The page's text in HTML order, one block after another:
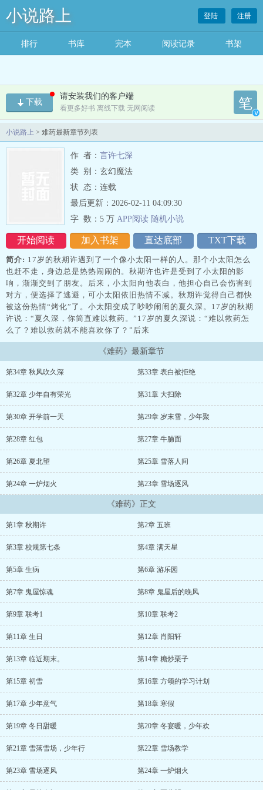
小说路上 登陆 注册
排行 书库 完本 阅读记录 书架
下载
请安装我们的客户端
看更多好书 离线下载 无网阅读 笔
v
小说路上 > 难药最新章节列表
作 者： 言许七深
类 别：玄幻魔法
状 态：连载
开始阅读 加入书架 直达底部 TXT下载
最后更新：2026-02-11 04:09:30
字 数： 5 万 APP阅读 随机小说
简介: 17岁的秋期许遇到了一个像小太阳一样的人。那个小太阳怎么
也赶不走，身边总是热热闹闹的。秋期许也许是受到了小太阳的影
响，渐渐交到了朋友。后来，小太阳向他表白，他担心自己会伤害到
对方，便选择了逃避，可小太阳依旧热情不减。秋期许觉得自己都快
被这份热情“烤化”了。小太阳变成了吵吵闹闹的夏久深。17岁的秋期
许说：“夏久深，你简直难以救药。”17岁的夏久深说：“难以救药怎
么了？难以救药就不能喜欢你了？”后来
《难药》最新章节
第34章 秋风吹久深 第33章 表白被拒绝
第32章 少年自有荣光 第31章 大扫除
第30章 开学前一天 第29章 岁末雪，少年聚
第28章 红包 第27章 牛腩面
第26章 夏北望 第25章 雪落人间
第24章 一炉烟火 第23章 雪场逐风
《难药》正文
第1章 秋期许 第2章 五班
第3章 校规第七条 第4章 满天星
第5章 生病 第6章 游乐园
第7章 鬼屋惊魂 第8章 鬼屋后的晚风
第9章 联考1 第10章 联考2
第11章 生日 第12章 肖阳轩
第13章 临近期末。 第14章 糖炒栗子
第15章 初雪 第16章 方颂的学习计划
第17章 少年意气 第18章 寒假
第19章 冬日甜暖 第20章 冬宴暖，少年欢
第21章 雪落雪场，少年行 第22章 雪场教学
第23章 雪场逐风 第24章 一炉烟火